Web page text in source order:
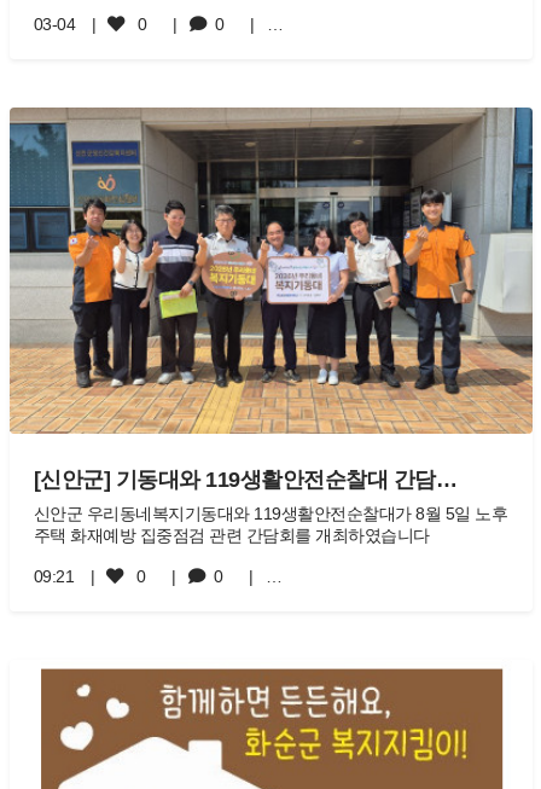
03-04 0 0
[신안군] 기동대와 119생활안전순찰대 간담…
신안군 우리동네복지기동대와 119생활안전순찰대가 8월 5일 노후
주택 화재예방 집중점검 관련 간담회를 개최하였습니다
09:21 0 0 …